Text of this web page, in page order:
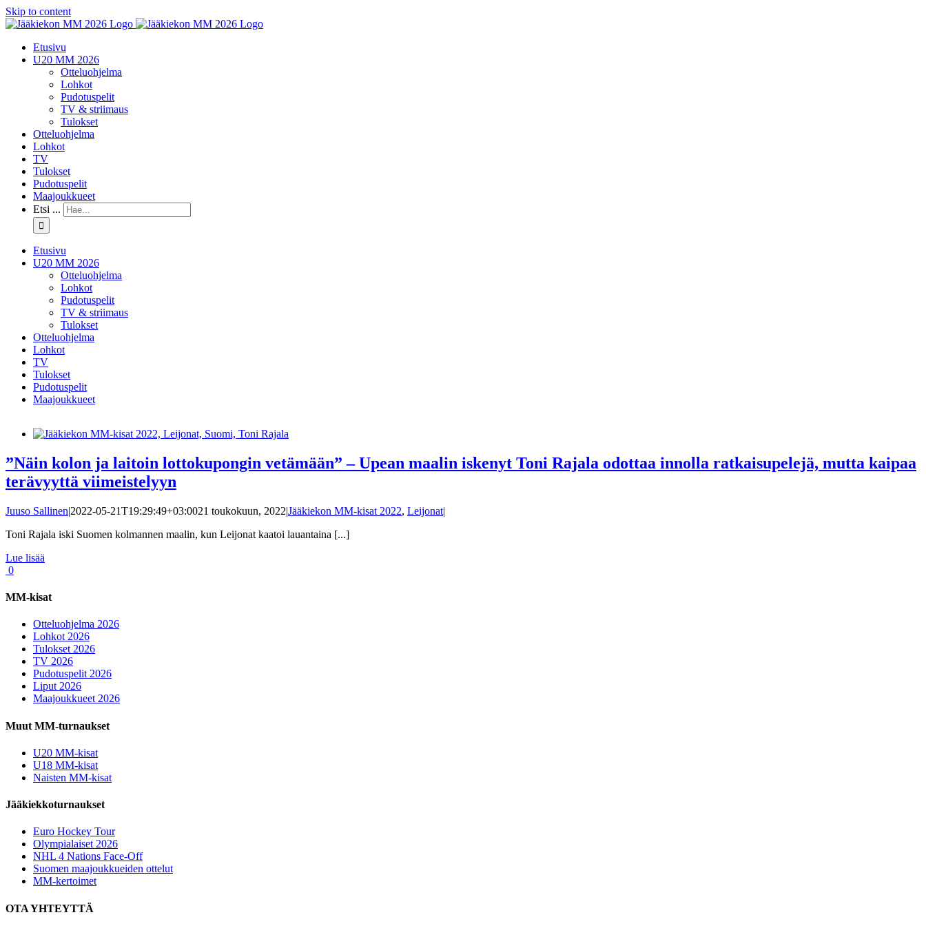
Skip to content
Etusivu
U20 MM 2026
Otteluohjelma
Lohkot
Pudotuspelit
TV & striimaus
Tulokset
Otteluohjelma
Lohkot
TV
Tulokset
Pudotuspelit
Maajoukkueet
Etsi ...
Etusivu
U20 MM 2026
Otteluohjelma
Lohkot
Pudotuspelit
TV & striimaus
Tulokset
Otteluohjelma
Lohkot
TV
Tulokset
Pudotuspelit
Maajoukkueet
”Näin kolon ja laitoin lottokupongin vetämään” – Upean maalin iskenyt Toni Rajala odottaa innolla ratkaisupelejä, mutta kaipaa
terävyyttä viimeistelyyn
Juuso Sallinen|2022-05-21T19:29:49+03:0021 toukokuun, 2022|Jääkiekon MM-kisat 2022, Leijonat|
Toni Rajala iski Suomen kolmannen maalin, kun Leijonat kaatoi lauantaina [...]
Lue lisää
0
MM-kisat
Otteluohjelma 2026
Lohkot 2026
Tulokset 2026
TV 2026
Pudotuspelit 2026
Liput 2026
Maajoukkueet 2026
Muut MM-turnaukset
U20 MM-kisat
U18 MM-kisat
Naisten MM-kisat
Jääkiekkoturnaukset
Euro Hockey Tour
Olympialaiset 2026
NHL 4 Nations Face-Off
Suomen maajoukkueiden ottelut
MM-kertoimet
OTA YHTEYTTÄ